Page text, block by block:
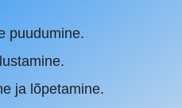
puudumine.
ja lõpetamine.